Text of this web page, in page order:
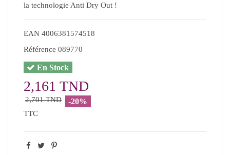
la technologie Anti Dry Out !
EAN 4006381574518
Référence 089770
En Stock
2,161 TND
2,701 TND -20%
TTC